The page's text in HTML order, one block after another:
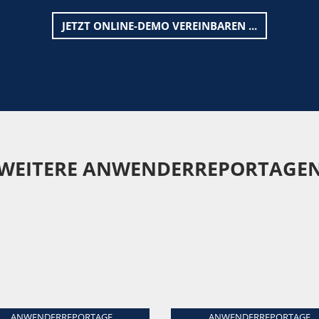
JETZT ONLINE-DEMO VEREINBAREN ...